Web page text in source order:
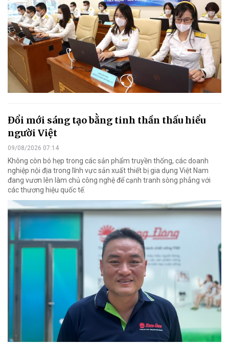
Đổi mới sáng tạo bằng tinh thần thấu hiểu
người Việt
09/08/2026 07:14
Không còn bó hẹp trong các sản phẩm truyền thống, các doanh
nghiệp nội địa trong lĩnh vực sản xuất thiết bị gia dụng Việt Nam
đang vươn lên làm chủ công nghệ để cạnh tranh sòng phẳng với
các thương hiệu quốc tế.